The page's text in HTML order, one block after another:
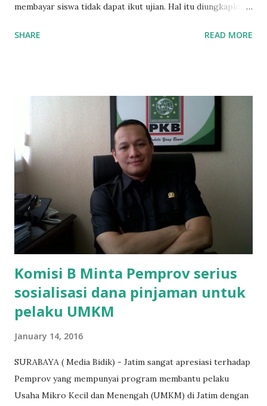
membayar siswa tidak dapat ikut ujian. Hal itu diungkapkan
SMAN 8 Jalan Iskandar Muda Surabaya mengatakan, ada
Mujib menambahkan, akhirnya terpaksa ortu nya pinjam
uang tetangga 500 ribu, agar anaknya bisa ikut ujian.
"Kasihan dia sudah tidak punya ayah, ibunya saudara saya,
kerja sebagai pembantu rumah tangga. Tolong dibantu mas,
agar uang bisa kembali,"ungkapnya. Perihal adanya
penarikan uang iuran untuk pembangunan gedung sekolah,
dibenarkan oleh Atika Fadhilah siswa kelas XI saat
diwawancarai. "Benar, bilangnya wajib Rp 1,5 juta dan waktu
terakh...
SHARE READ MORE
Komisi B Minta Pemprov serius
sosialisasi dana pinjaman untuk
pelaku UMKM
January 14, 2016
SURABAYA ( Media Bidik) - Jatim sangat apresiasi terhadap
Pemprov yang mempunyai program membantu pelaku
Usaha Mikro Kecil dan Menengah (UMKM) di Jatim dengan